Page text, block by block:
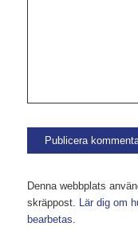
Denna webbplats
skräppost. Lär dig om
bearbetas.